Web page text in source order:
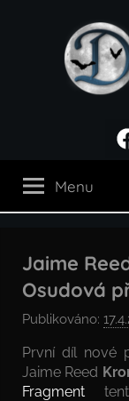
nociMenu
Jaime
Osudová
Publikováno:
První díl nové
Jaime Reed
Fragment